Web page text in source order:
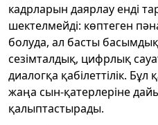
кадрларын даярлау енді
шектелмейді: көптеген
болуда, ал басты
сезімталдық, цифрлық
диалогқа қабілеттілік.
жаңа сын-қатерлеріне
қалыптастырады.